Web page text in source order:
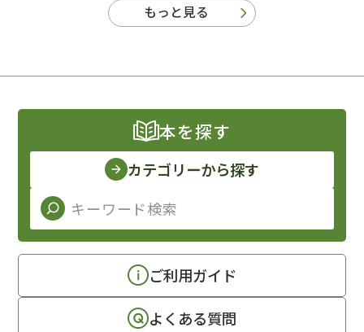
もっと見る
本を探す
カテゴリーから探す
ご利用ガイド
よくある質問